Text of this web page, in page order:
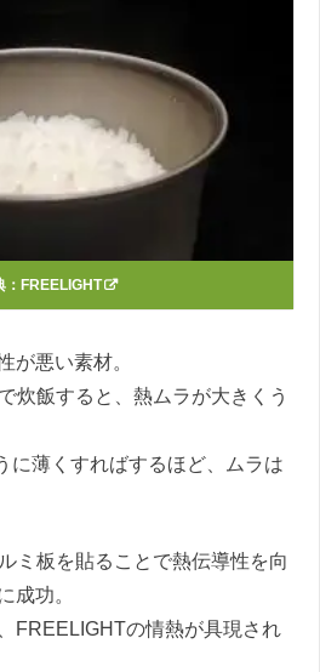
： FREELIGHT
が悪い素材。
炊飯すると、熱ムラが大きくう
に薄くすればするほど、ムラは
ミ板を貼ることで熱伝導性を向
成功。
FREELIGHTの情熱が具現され